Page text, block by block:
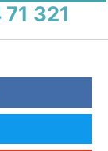
321